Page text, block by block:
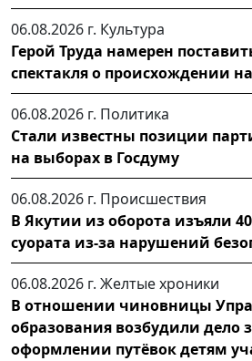
06.08.2026 г. Культура
Герой Труда намерен
спектакля о происхождении
06.08.2026 г. Политика
Стали известны позиции
на выборах в Госдуму
06.08.2026 г. Происшествия
В Якутии из оборота изъяли
суората из-за нарушений
06.08.2026 г. Желтые хроники
В отношении чиновницы
образования возбудили дело
оформлении путёвок детям